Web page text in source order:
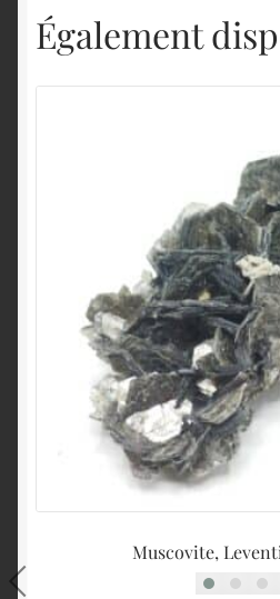
Également
Muscovite,